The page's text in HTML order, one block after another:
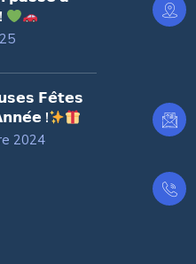
𝗙𝗲̂𝘁𝗲𝘀
!
2024